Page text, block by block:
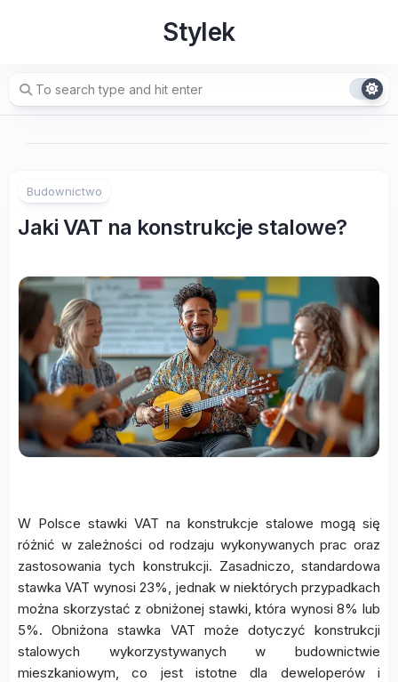
Stylek
Budownictwo
Jaki VAT na konstrukcje stalowe?
W Polsce stawki VAT na konstrukcje stalowe mogą się
różnić w zależności od rodzaju wykonywanych prac oraz
zastosowania tych konstrukcji. Zasadniczo, standardowa
stawka VAT wynosi 23%, jednak w niektórych przypadkach
można skorzystać z obniżonej stawki, która wynosi 8% lub
5%. Obniżona stawka VAT może dotyczyć konstrukcji
stalowych wykorzystywanych w budownictwie
mieszkaniowym, co jest istotne dla deweloperów i